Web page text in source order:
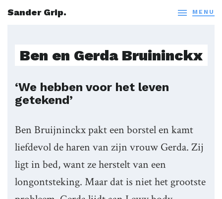
Sander Grip.  MENU
Ben en Gerda Bruininckx
‘We hebben voor het leven
getekend’
Ben Bruijninckx pakt een borstel en kamt
liefdevol de haren van zijn vrouw Gerda. Zij
ligt in bed, want ze herstelt van een
longontsteking. Maar dat is niet het grootste